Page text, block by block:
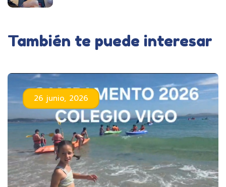
También te puede interesar
26 junio, 2026